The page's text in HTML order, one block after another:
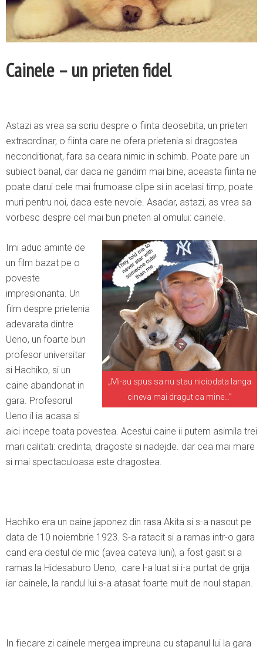
Cainele – un prieten fidel
Astazi as vrea sa scriu despre o fiinta deosebita, un prieten
extraordinar, o fiinta care ne ofera prietenia si dragostea
neconditionat, fara sa ceara nimic in schimb. Poate pare un
subiect banal, dar daca ne gandim mai bine, aceasta fiinta ne
poate darui cele mai frumoase clipe si in acelasi timp, poate
muri pentru noi, daca este nevoie. Asadar, astazi, as vrea sa
vorbesc despre cel mai bun prieten al omului: cainele.
„Mi-au spus sa nu stau niciodata langa
cineva mai dragut ca mine…”
Imi aduc aminte de
un film bazat pe o
poveste
impresionanta. Un
film despre prietenia
adevarata dintre
Ueno, un foarte bun
profesor universitar
si Hachiko, si un
caine abandonat in
gara. Profesorul
Ueno il ia acasa si
aici incepe toata povestea. Acestui caine ii putem asimila trei
mari calitati: credinta, dragoste si nadejde. dar cea mai mare
si mai spectaculoasa este dragostea.
Hachiko era un caine japonez din rasa Akita si s-a nascut pe
data de 10 noiembrie 1923. S-a ratacit si a ramas intr-o gara
cand era destul de mic (avea cateva luni), a fost gasit si a
ramas la Hidesaburo Ueno, care l-a luat si i-a purtat de grija
iar cainele, la randul lui s-a atasat foarte mult de noul stapan.
In fiecare zi cainele mergea impreuna cu stapanul lui la gara